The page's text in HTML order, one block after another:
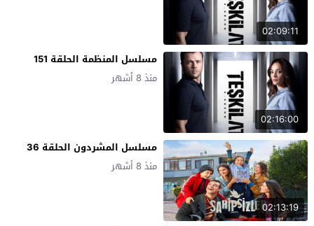
02:09:11
02:16:00
مسلسل المنظمة الحلقة 151
منذ 8 أشهر
02:13:19
مسلسل المشردون الحلقة 36
منذ 8 أشهر